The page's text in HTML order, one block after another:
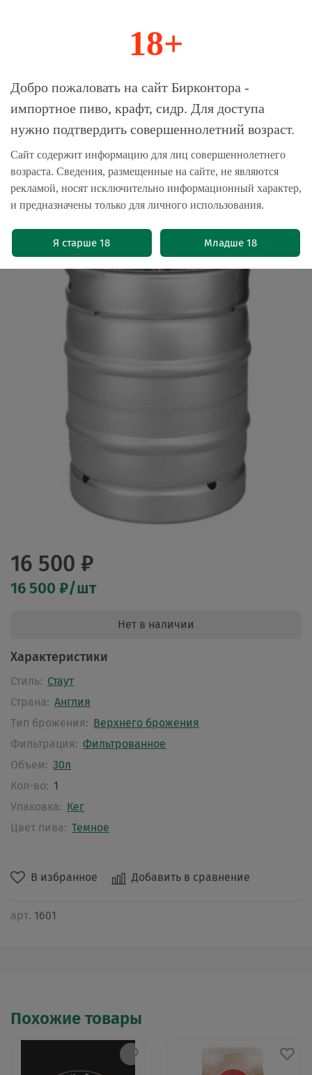
Магазин-Склад импортного пива, крафта и
Главная Пиво разливное
Young's London Stout 30 л. - кег(1
шт.)
В избранное Добавить в сравнение
арт. 1601
16 500 ₽
16 500 ₽/шт
Нет в наличии
Характеристики
Стиль: Стаут
Страна: Англия
Тип брожения: Верхнего брожения
Фильтрация: Фильтрованное
Объем: 30л
Кол-во: 1
Упаковка: Кег
Цвет пива: Темное
Похожие товары
18+
Добро пожаловать на сайт Бирконтора -
импортное пиво, крафт, сидр. Для доступа
нужно подтвердить совершеннолетний возраст.
Сайт содержит информацию для лиц совершеннолетнего
возраста. Сведения, размещенные на сайте, не являются
рекламой, носят исключительно информационный характер,
и предназначены только для личного использования.
Я старше 18 Младше 18